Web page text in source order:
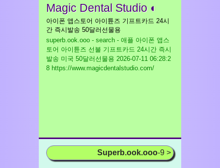
Magic Dental Studio ◐
아이폰 앱스토어 아이튠즈 기프트카드 24시
간 즉시발송 50달러선물용
superb.ook.ooo - search - 애플 아이폰 앱스
토어 아이튠즈 선불 기프트카드 24시간 즉시
발송 미국 50달러선물용 2026-07-11 06:28:2
8 https://www.magicdentalstudio.com/
Superb.ook.ooo-9 >